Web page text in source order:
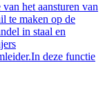
het aansturen van
te maken op de
in staal en
deze functie